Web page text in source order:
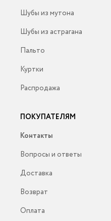
Шубы из мутона
Шубы из астрагана
Пальто
Куртки
Распродажа
ПОКУПАТЕЛЯМ
Контакты
Вопросы и ответы
Доставка
Возврат
Оплата